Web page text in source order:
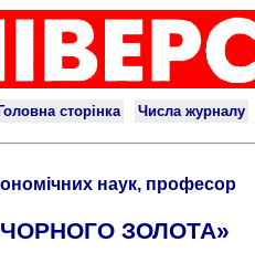
наук, професор
ЗОЛОТА»